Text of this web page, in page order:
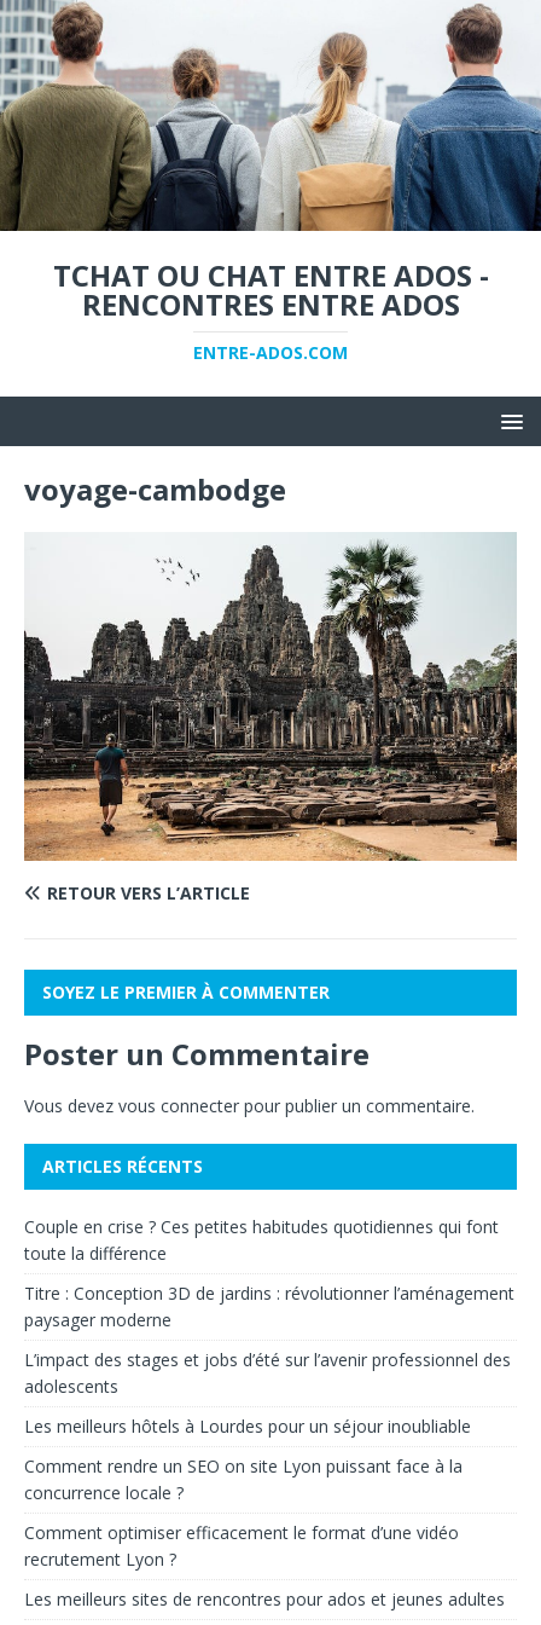
TCHAT OU CHAT ENTRE ADOS -
RENCONTRES ENTRE ADOS
ENTRE-ADOS.COM
voyage-cambodge
RETOUR VERS L’ARTICLE
SOYEZ LE PREMIER À COMMENTER
Poster un Commentaire
Vous devez vous connecter pour publier un commentaire.
ARTICLES RÉCENTS
Couple en crise ? Ces petites habitudes quotidiennes qui font
toute la différence
Titre : Conception 3D de jardins : révolutionner l’aménagement
paysager moderne
L’impact des stages et jobs d’été sur l’avenir professionnel des
adolescents
Les meilleurs hôtels à Lourdes pour un séjour inoubliable
Comment rendre un SEO on site Lyon puissant face à la
concurrence locale ?
Comment optimiser efficacement le format d’une vidéo
recrutement Lyon ?
Les meilleurs sites de rencontres pour ados et jeunes adultes